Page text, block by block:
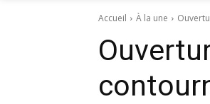
Accueil À la une